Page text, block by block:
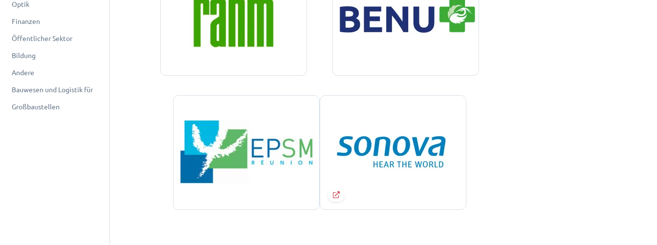
Optik
Finanzen
Öffentlicher Sektor
Bildung
Andere
Bauwesen und Logistik für
Großbaustellen